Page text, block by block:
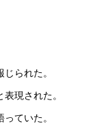
られた。
現された。
ていた。